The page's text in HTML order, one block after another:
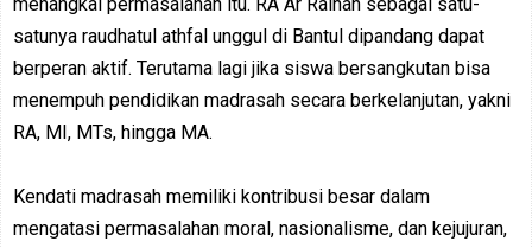
satunya raudhatul athfal unggul di Bantul dipandang dapat
berperan aktif. Terutama lagi jika siswa bersangkutan bisa
menempuh pendidikan madrasah secara berkelanjutan, yakni
RA, MI, MTs, hingga MA.
Kendati madrasah memiliki kontribusi besar dalam
mengatasi permasalahan moral, nasionalisme, dan kejujuran,